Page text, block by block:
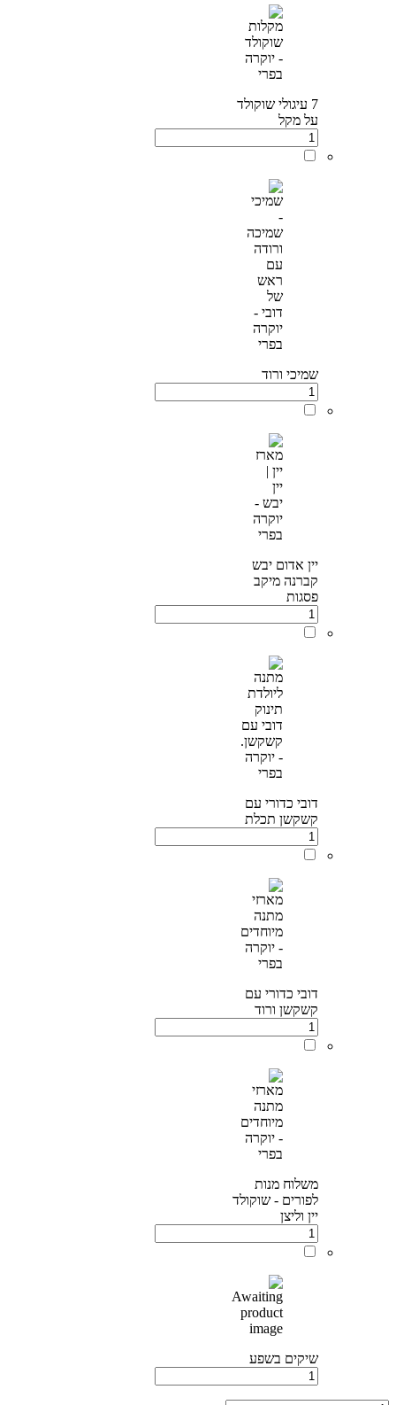
7 עיגולי שוקולד
על מקל
שמיכי ורוד
יין אדום יבש
קברנה מיקב
פסגות
דובי כדורי עם
קשקשן תכלת
דובי כדורי עם
קשקשן ורוד
משלוח מנות
לפורים - שוקולד
יין וליצן
שיקים בשפע